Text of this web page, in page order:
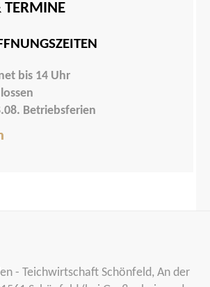
TERMINE
bis 14 Uhr
Betriebsferien
- Teichwirtschaft Schönfeld, An der